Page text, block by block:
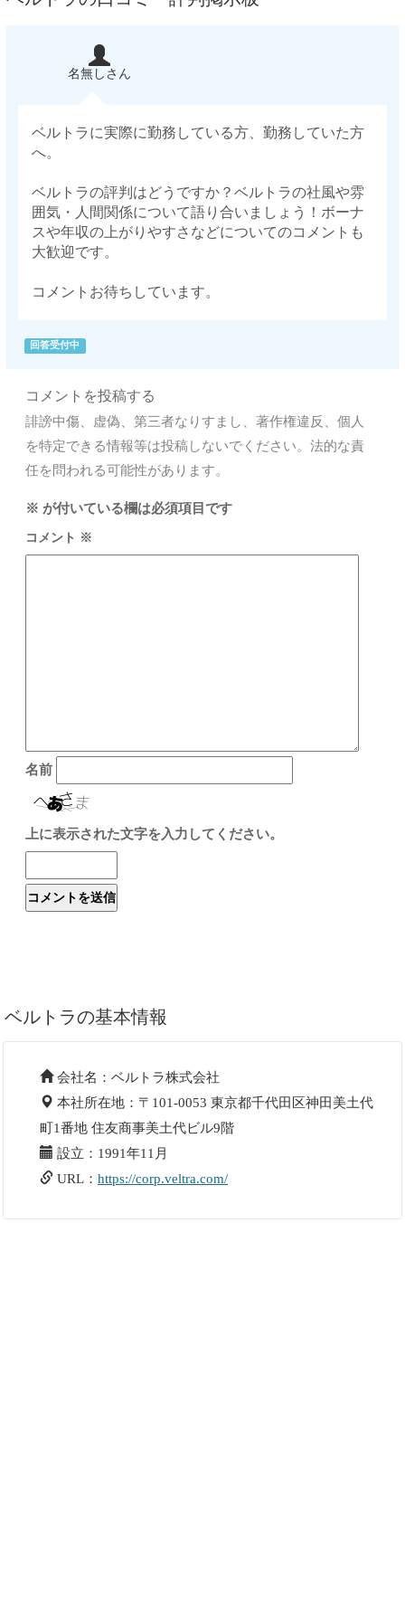
名無しさん
ベルトラに実際に勤務している方、勤務していた方
へ。
ベルトラの評判はどうですか？ベルトラの社風や雰
囲気・人間関係について語り合いましょう！ボーナ
スや年収の上がりやすさなどについてのコメントも
大歓迎です。
コメントお待ちしています。
回答受付中
コメントを投稿する
誹謗中傷、虚偽、第三者なりすまし、著作権違反、個人
を特定できる情報等は投稿しないでください。法的な責
任を問われる可能性があります。
※ が付いている欄は必須項目です
コメント ※
名前
上に表示された文字を入力してください。
ベルトラの基本情報
会社名：ベルトラ株式会社
本社所在地：〒101-0053 東京都千代田区神田美土代
町1番地 住友商事美土代ビル9階
設立：1991年11月
URL： https://corp.veltra.com/